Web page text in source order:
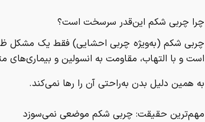
چرا چربی شکم این‌قدر سرسخت است؟
چربی شکم (به‌ویژه چربی احشایی) فقط یک مشکل
است و با التهاب، مقاومت به انسولین و بیماری‌های
به همین دلیل بدن به‌راحتی آن را رها نمی‌کند.
مهم‌ترین حقیقت: چربی شکم موضعی نمی‌سوزد